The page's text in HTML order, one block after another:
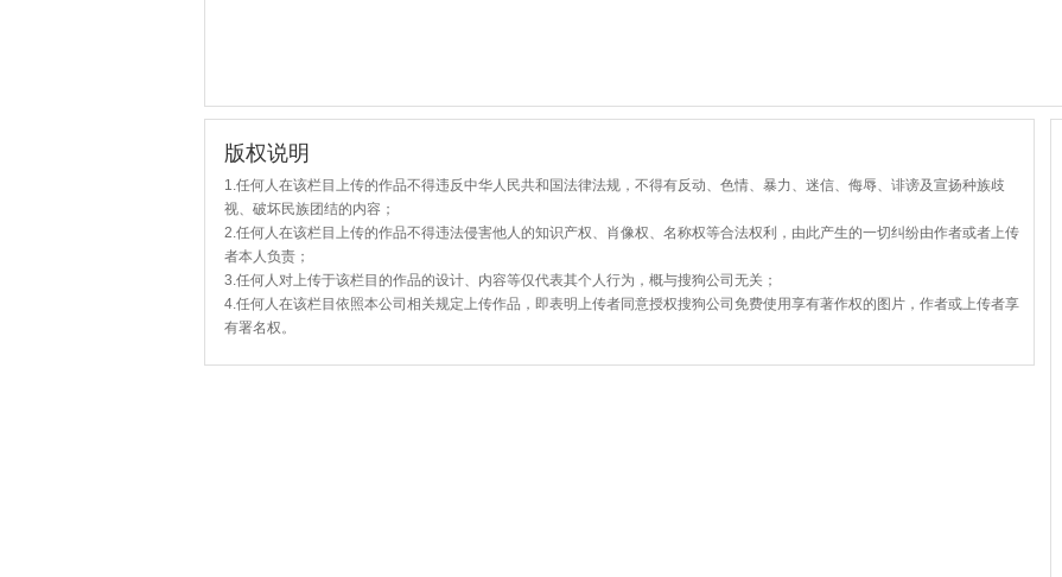
版权说明
1.任何人在该栏目上传的作品不得违反中华人民共和国法律法规，不得有反动、色情、暴力、迷信、侮辱、诽谤及宣扬种族歧
视、破坏民族团结的内容；
2.任何人在该栏目上传的作品不得违法侵害他人的知识产权、肖像权、名称权等合法权利，由此产生的一切纠纷由作者或者上传
者本人负责；
3.任何人对上传于该栏目的作品的设计、内容等仅代表其个人行为，概与搜狗公司无关；
4.任何人在该栏目依照本公司相关规定上传作品，即表明上传者同意授权搜狗公司免费使用享有著作权的图片，作者或上传者享
有署名权。